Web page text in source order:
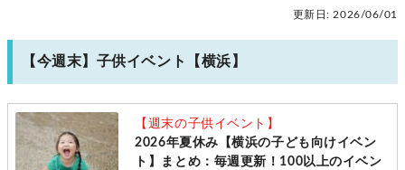
更新日: 2026/06/01
【今週末】子供イベント【横浜】
【週末の子供イベント】
2026年夏休み【横浜の子ども向けイベン
ト】まとめ：毎週更新！100以上のイベン